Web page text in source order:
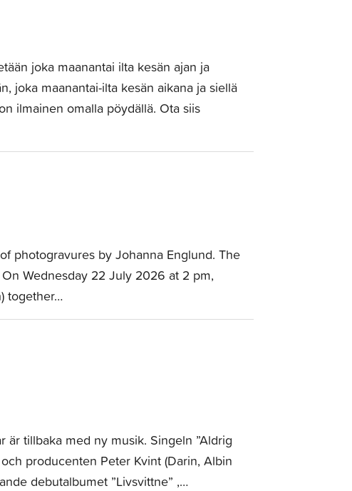
joka maanantai ilta kesän ajan ja
joka maanantai-ilta kesän aikana ja siellä
ilmainen omalla pöydällä. Ota siis
photogravures by Johanna Englund. The
Wednesday 22 July 2026 at 2 pm,
together…
är tillbaka med ny musik. Singeln ”Aldrig
producenten Peter Kvint (Darin, Albin
debutalbumet ”Livsvittne” ,…